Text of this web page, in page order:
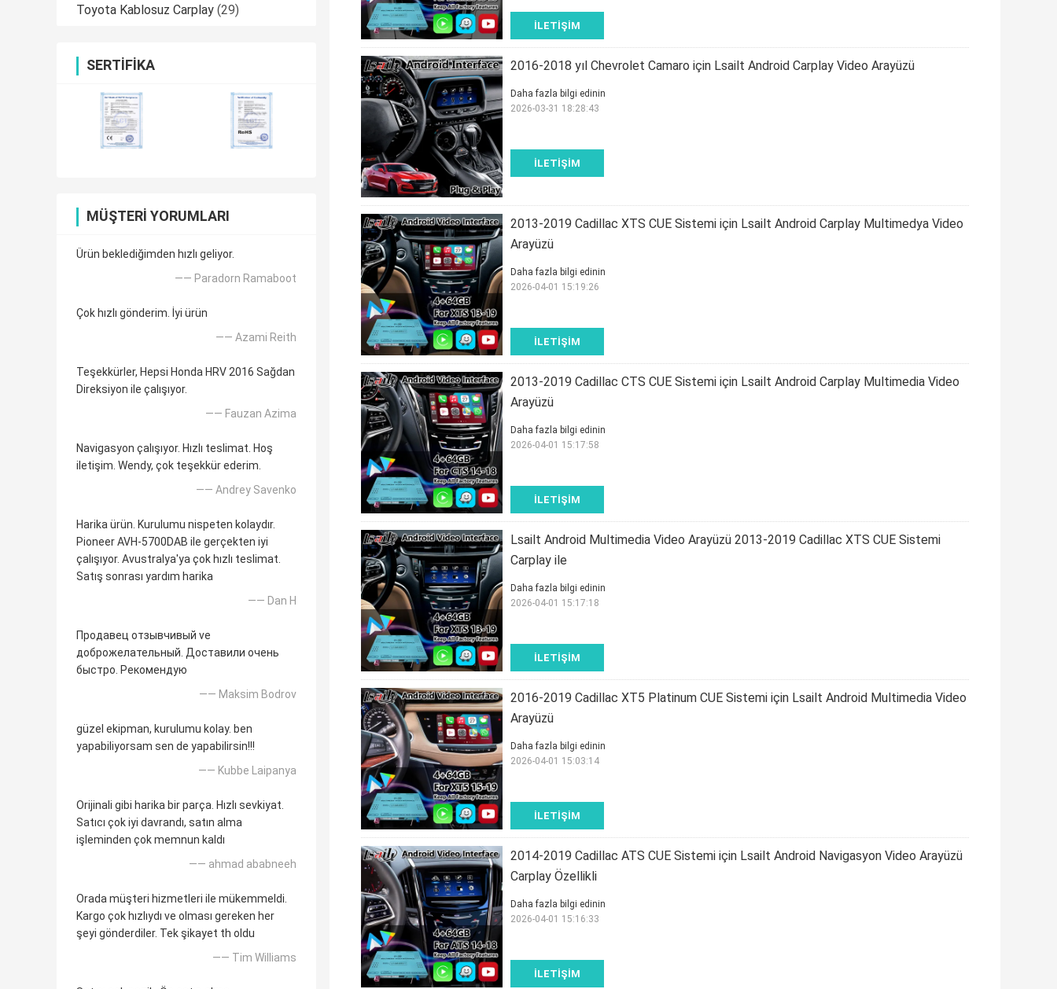
Toyota Kablosuz Carplay (29)
SERTIFIKA
MÜŞTERI YORUMLARI
Ürün beklediğimden hızlı geliyor.
—— Paradorn Ramaboot
Çok hızlı gönderim. İyi ürün
—— Azami Reith
Teşekkürler, Hepsi Honda HRV 2016 Sağdan
Direksiyon ile çalışıyor.
—— Fauzan Azima
Navigasyon çalışıyor. Hızlı teslimat. Hoş
iletişim. Wendy, çok teşekkür ederim.
—— Andrey Savenko
Harika ürün. Kurulumu nispeten kolaydır.
Pioneer AVH-5700DAB ile gerçekten iyi
çalışıyor. Avustralya'ya çok hızlı teslimat.
Satış sonrası yardım harika
—— Dan H
Продавец отзывчивый ve
доброжелательный. Доставили очень
быстро. Рекомендую
—— Maksim Bodrov
güzel ekipman, kurulumu kolay. ben
yapabiliyorsam sen de yapabilirsin!!!
—— Kubbe Laipanya
Orijinali gibi harika bir parça. Hızlı sevkiyat.
Satıcı çok iyi davrandı, satın alma
işleminden çok memnun kaldı
—— ahmad ababneeh
Orada müşteri hizmetleri ile mükemmeldi.
Kargo çok hızlıydı ve olması gereken her
şeyi gönderdiler. Tek şikayet th oldu
—— Tim Williams
İLETIŞIM
2016-2018 yıl Chevrolet Camaro için Lsailt Android Carplay Video Arayüzü
İLETIŞIM
Daha fazla bilgi edinin
2026-03-31 18:28:43
2013-2019 Cadillac XTS CUE Sistemi için Lsailt Android Carplay Multimedya Video
Arayüzü
İLETIŞIM
Daha fazla bilgi edinin
2026-04-01 15:19:26
2013-2019 Cadillac CTS CUE Sistemi için Lsailt Android Carplay Multimedia Video
Arayüzü
İLETIŞIM
Daha fazla bilgi edinin
2026-04-01 15:17:58
Lsailt Android Multimedia Video Arayüzü 2013-2019 Cadillac XTS CUE Sistemi
Carplay ile
İLETIŞIM
Daha fazla bilgi edinin
2026-04-01 15:17:18
2016-2019 Cadillac XT5 Platinum CUE Sistemi için Lsailt Android Multimedia Video
Arayüzü
İLETIŞIM
Daha fazla bilgi edinin
2026-04-01 15:03:14
2014-2019 Cadillac ATS CUE Sistemi için Lsailt Android Navigasyon Video Arayüzü
Carplay Özellikli
İLETIŞIM
Daha fazla bilgi edinin
2026-04-01 15:16:33